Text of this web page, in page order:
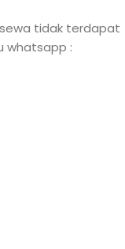
tidak terdapat
whatsapp :